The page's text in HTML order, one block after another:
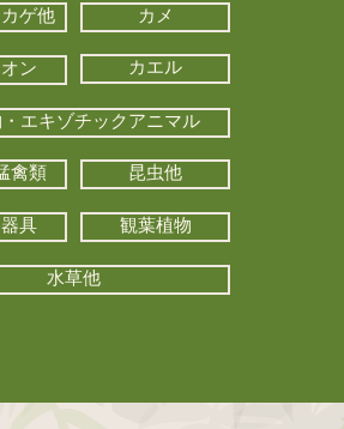
ゲ他 カメ
ン カエル
エキゾチックアニマル
禽類 昆虫他
具 観葉植物
水草他